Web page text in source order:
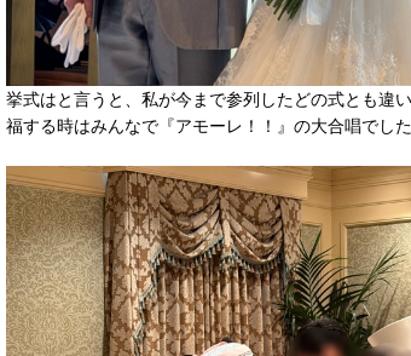
挙式はと言うと、私が今まで参列したどの式とも違
福する時はみんなで『アモーレ！！』の大合唱でし